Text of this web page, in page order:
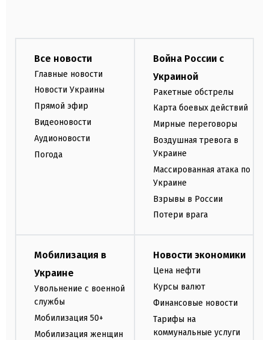
Все новости
Главные новости
Новости Украины
Прямой эфир
Видеоновости
Аудионовости
Погода
Война России с
Украиной
Ракетные обстрелы
Карта боевых действий
Мирные переговоры
Воздушная тревога в
Украине
Массированная атака по
Украине
Взрывы в России
Потери врага
Мобилизация в
Украине
Увольнение с военной
службы
Мобилизация 50+
Мобилизация женщин
Новости экономики
Цена нефти
Курсы валют
Финансовые новости
Тарифы на
коммунальные услуги